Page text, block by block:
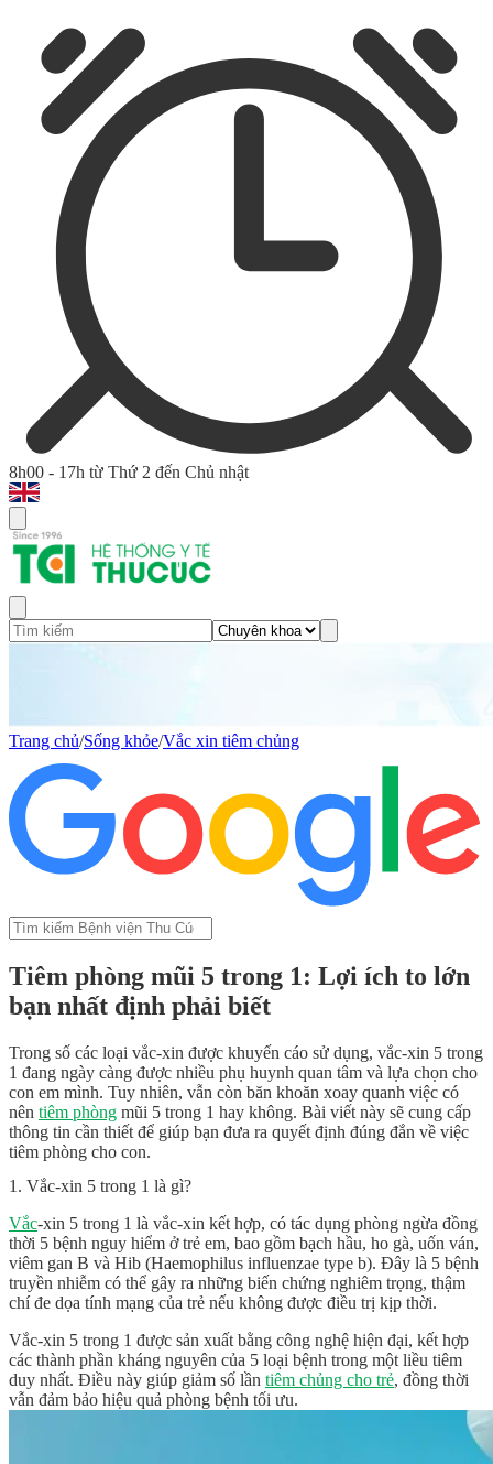
8h00 - 17h từ Thứ 2 đến Chủ nhật
Trang chủ/Sống khỏe/Vắc xin tiêm chủng
Tiêm phòng mũi 5 trong 1: Lợi ích to lớn
bạn nhất định phải biết
Trong số các loại vắc-xin được khuyến cáo sử dụng, vắc-xin 5 trong
1 đang ngày càng được nhiều phụ huynh quan tâm và lựa chọn cho
con em mình. Tuy nhiên, vẫn còn băn khoăn xoay quanh việc có
nên tiêm phòng mũi 5 trong 1 hay không. Bài viết này sẽ cung cấp
thông tin cần thiết để giúp bạn đưa ra quyết định đúng đắn về việc
tiêm phòng cho con.
1. Vắc-xin 5 trong 1 là gì?
Vắc-xin 5 trong 1 là vắc-xin kết hợp, có tác dụng phòng ngừa đồng
thời 5 bệnh nguy hiểm ở trẻ em, bao gồm bạch hầu, ho gà, uốn ván,
viêm gan B và Hib (Haemophilus influenzae type b). Đây là 5 bệnh
truyền nhiễm có thể gây ra những biến chứng nghiêm trọng, thậm
chí đe dọa tính mạng của trẻ nếu không được điều trị kịp thời.
Vắc-xin 5 trong 1 được sản xuất bằng công nghệ hiện đại, kết hợp
các thành phần kháng nguyên của 5 loại bệnh trong một liều tiêm
duy nhất. Điều này giúp giảm số lần tiêm chủng cho trẻ, đồng thời
vẫn đảm bảo hiệu quả phòng bệnh tối ưu.